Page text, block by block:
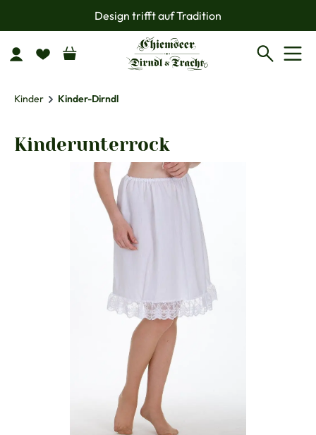
Zum Hauptinhalt springenDesign trifft auf Tradition
Kinder Kinder-Dirndl
Kinderunterrock
Bildergalerie überspringen